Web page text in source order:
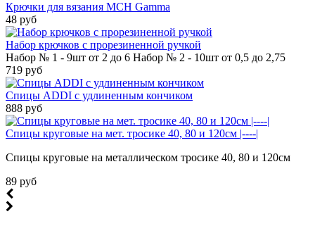
Крючки для вязания MCH Gamma
48 руб
Набор крючков с прорезиненной ручкой
Набор № 1 - 9шт от 2 до 6 Набор № 2 - 10шт от 0,5 до 2,75
719 руб
Спицы ADDI c удлиненным кончиком
888 руб
Спицы круговые на мет. тросике 40, 80 и 120см |----|
Спицы круговые на металлическом тросике 40, 80 и 120см
89 руб